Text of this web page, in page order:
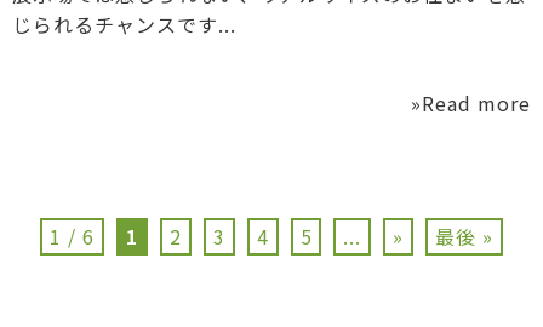
じられるチャンスです...
»Read more
1 / 6 1 2 3 4 5 ... » 最後 »